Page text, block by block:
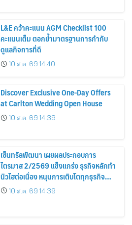
L&E คว้าคะแนน AGM Checklist 100
คะแนนเต็ม ตอกย้ำมาตรฐานการกำกับ
ดูแลกิจการที่ดี
10 ส.ค. 69 14:40
Discover Exclusive One-Day Offers
at Carlton Wedding Open House
10 ส.ค. 69 14:39
เซ็นทรัลพัฒนา เผยผลประกอบการ
ไตรมาส 2/2569 แข็งแกร่ง ธุรกิจหลักทำ
นิวไฮต่อเนื่อง หนุนการเติบโตทุกธุรกิจ
เดินหน้าสร้างแลนด์มาร์กแห่งอนาคต
10 ส.ค. 69 14:39